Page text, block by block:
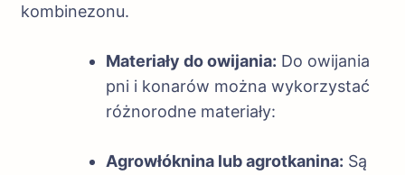
kombinezonu.
Materiały do owijania: Do owijania
pni i konarów można wykorzystać
różnorodne materiały:
Agrowłóknina lub agrotkanina: Są